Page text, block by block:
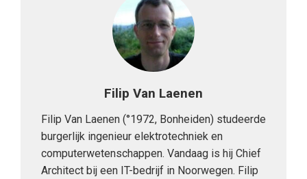
Filip Van Laenen
Filip Van Laenen (°1972, Bonheiden) studeerde
burgerlijk ingenieur elektrotechniek en
computerwetenschappen. Vandaag is hij Chief
Architect bij een IT-bedrijf in Noorwegen. Filip